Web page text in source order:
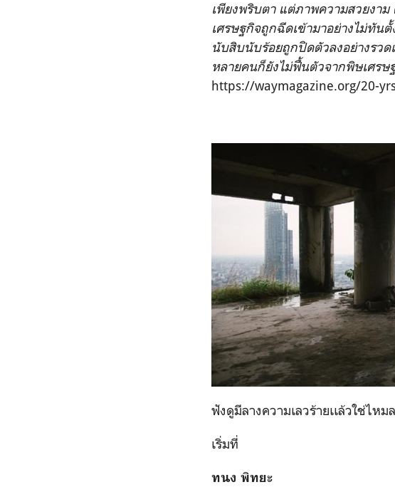
เพียงพริบตา แต่ภาพความสวยงาม
เศรษฐกิจถูกฉีดเข้ามาอย่างไม่ทัน
นับสิบนับร้อยถูกปิดตัวลงอย่างรวด
หลายคนก็ยังไม่ฟื้นตัวจากพิษเศร
https://waymagazine.org/20-
ฟังดูมีลางความเลวร้ายเเล้วใช่ไห
เริ่มที่
ทนง พิทยะ